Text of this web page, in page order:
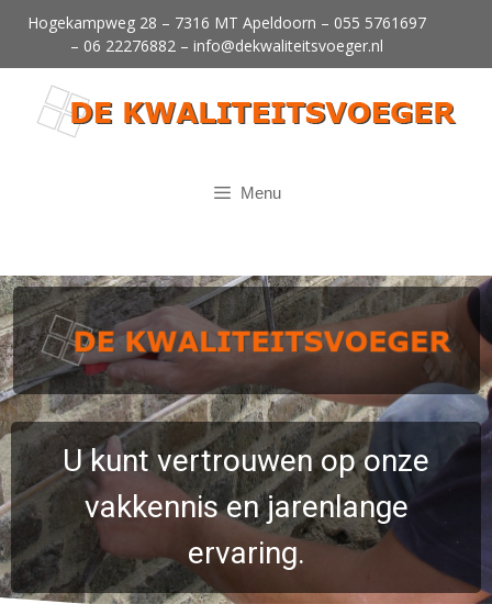
Hogekampweg 28 – 7316 MT Apeldoorn – 055 5761697
– 06 22276882 – info@dekwaliteitsvoeger.nl
Menu
U kunt vertrouwen op onze
vakkennis en jarenlange
ervaring.